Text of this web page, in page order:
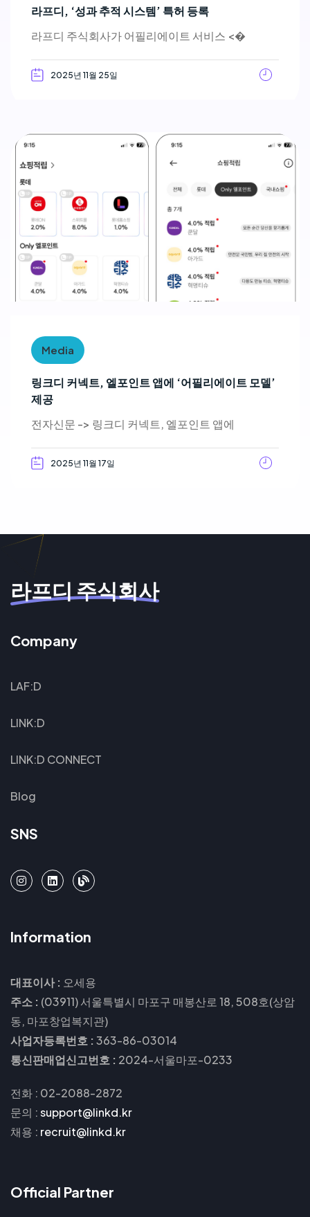
라프디, ‘성과 추적 시스템’ 특허 등록
라프디 주식회사가 어필리에이트 서비스 <�
2025년 11월 25일
Media
링크디 커넥트, 엘포인트 앱에 ‘어필리에이트 모델’
제공
전자신문 -> 링크디 커넥트, 엘포인트 앱에
2025년 11월 17일
라프디 주식회사
Company
LAF:D
LINK:D
LINK:D CONNECT
Blog
SNS
Information
대표이사 : 오세용
주소 : (03911) 서울특별시 마포구 매봉산로 18, 508호(상암
동, 마포창업복지관)
사업자등록번호 :363-86-03014
통신판매업신고번호 : 2024-서울마포-0233
전화 : 02-2088-2872
문의 :support@linkd.kr
채용 : recruit@linkd.kr
Official Partner